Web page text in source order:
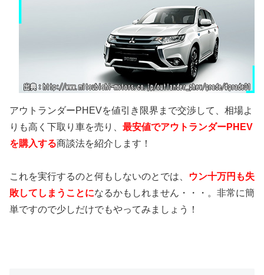
アウトランダーPHEVを値引き限界まで交渉して、相場よ
りも高く下取り車を売り、 最安値でアウトランダーPHEV
を購入する商談法を紹介します！
これを実行するのと何もしないのとでは、
ウン十万円も失
敗してしまうことになるかもしれません・・・。非常に簡
単ですので少しだけでもやってみましょう！